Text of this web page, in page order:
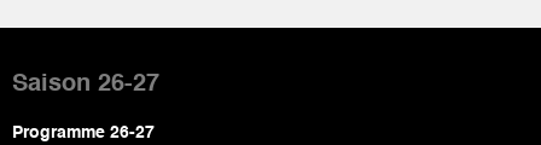
de
page
Saison 26-27
Programme 26-27